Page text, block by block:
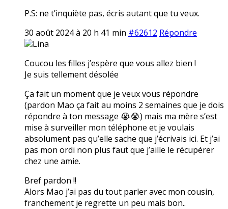
P.S: ne t’inquiète pas, écris autant que tu veux.
30 août 2024 à 20 h 41 min #62612 Répondre
Lina
Coucou les filles j’espère que vous allez bien !
Je suis tellement désolée
Ça fait un moment que je veux vous répondre
(pardon Mao ça fait au moins 2 semaines que je dois
répondre à ton message 😭😭) mais ma mère s’est
mise à surveiller mon téléphone et je voulais
absolument pas qu’elle sache que j’écrivais ici. Et j’ai
pas mon ordi non plus faut que j’aille le récupérer
chez une amie.
Bref pardon !!
Alors Mao j’ai pas du tout parler avec mon cousin,
franchement je regrette un peu mais bon..